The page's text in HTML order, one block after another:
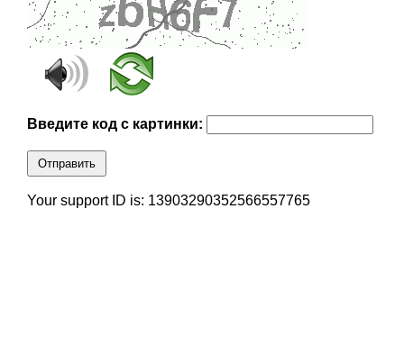
Введите код с картинки:
Отправить
Your support ID is: 13903290352566557765